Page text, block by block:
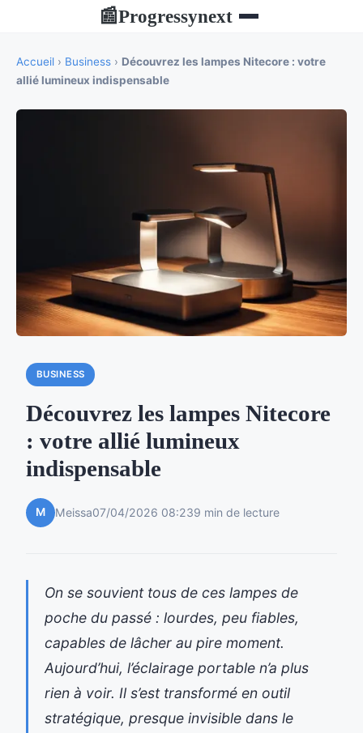
📰Progressynext
Accueil › Business › Découvrez les lampes Nitecore : votre
allié lumineux indispensable
BUSINESS
Découvrez les lampes Nitecore
: votre allié lumineux
indispensable
M Meissa07/04/2026 08:239 min de lecture
On se souvient tous de ces lampes de
poche du passé : lourdes, peu fiables,
capables de lâcher au pire moment.
Aujourd’hui, l’éclairage portable n’a plus
rien à voir. Il s’est transformé en outil
stratégique, presque invisible dans le